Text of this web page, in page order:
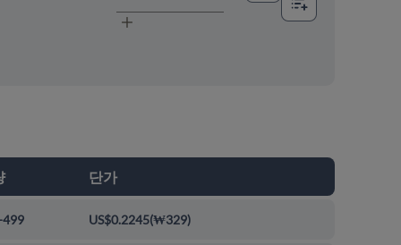
단가
499 US$0.2245(₩329)